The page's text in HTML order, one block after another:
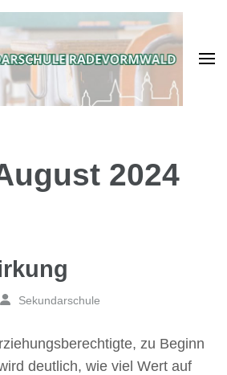
2024
Sekundarschule
zu Beginn
deutlich, wie viel Wert auf